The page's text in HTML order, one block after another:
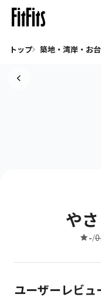
トップ
や
-/
ユーザーレビュ